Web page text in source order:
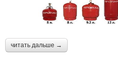
читать дальше →